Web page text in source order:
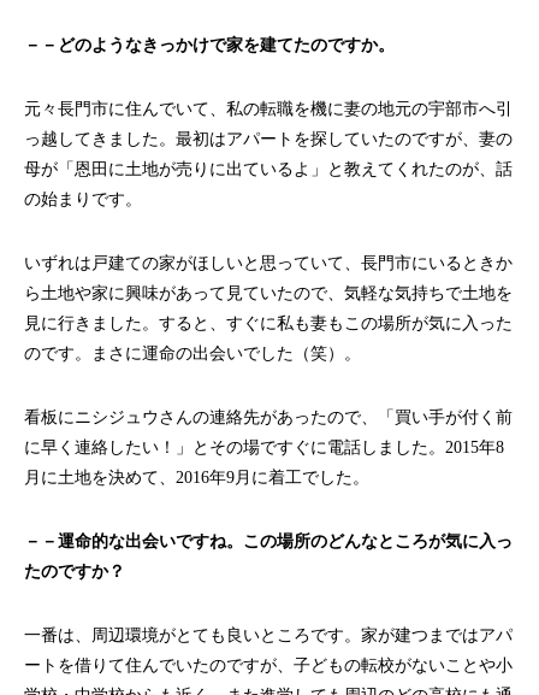
－－どのようなきっかけで家を建てたのですか。
元々長門市に住んでいて、私の転職を機に妻の地元の宇部市へ引
っ越してきました。最初はアパートを探していたのですが、妻の
母が「恩田に土地が売りに出ているよ」と教えてくれたのが、話
の始まりです。
いずれは戸建ての家がほしいと思っていて、長門市にいるときか
ら土地や家に興味があって見ていたので、気軽な気持ちで土地を
見に行きました。すると、すぐに私も妻もこの場所が気に入った
のです。まさに運命の出会いでした（笑）。
看板にニシジュウさんの連絡先があったので、「買い手が付く前
に早く連絡したい！」とその場ですぐに電話しました。2015年8
月に土地を決めて、2016年9月に着工でした。
－－運命的な出会いですね。この場所のどんなところが気に入っ
たのですか？
一番は、周辺環境がとても良いところです。家が建つまではアパ
ートを借りて住んでいたのですが、子どもの転校がないことや小